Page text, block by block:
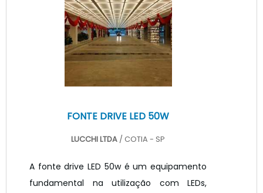
manutenção, podendo ser ainda maior
quando aliada a sensores de luminosidade
e driver dimerizáveis.Portanto para realizar
uma boa escolha ao comprar uma
FONTE DRIVE LED 50W
LUCCHI LTDA / COTIA - SP
A fonte drive LED 50w é um equipamento
fundamental na utilização com LEDs,